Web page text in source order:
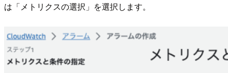
は「メトリクスの選択」を選択します。